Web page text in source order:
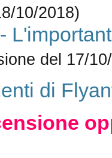
10/2018)
del 17/
di